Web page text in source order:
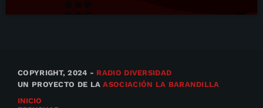
COPYRIGHT, 2024 - RADIO DIVERSIDAD
UN PROYECTO DE LAASOCIACIÓN LA BARANDILLA
INICIO